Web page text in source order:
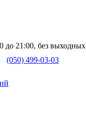
до 21:00, без выходных
(050) 499-03-03